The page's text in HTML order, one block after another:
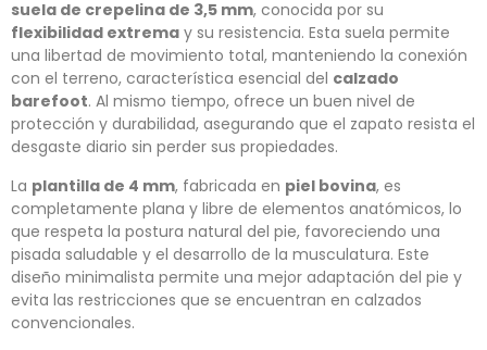
suela de crepelina de 3,5 mm, conocida por su
flexibilidad extrema y su resistencia. Esta suela permite
una libertad de movimiento total, manteniendo la conexión
con el terreno, característica esencial del calzado
barefoot. Al mismo tiempo, ofrece un buen nivel de
protección y durabilidad, asegurando que el zapato resista el
desgaste diario sin perder sus propiedades.
La plantilla de 4 mm, fabricada en piel bovina, es
completamente plana y libre de elementos anatómicos, lo
que respeta la postura natural del pie, favoreciendo una
pisada saludable y el desarrollo de la musculatura. Este
diseño minimalista permite una mejor adaptación del pie y
evita las restricciones que se encuentran en calzados
convencionales.